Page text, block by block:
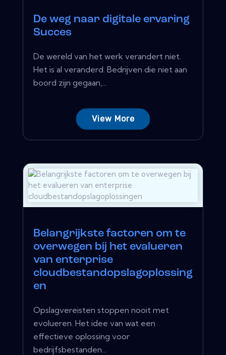
De weg naar digitale ervaring
Succes
De wereld van het werk verandert niet.
Het is al veranderd. Bedrijven die niet aan
boord zijn gegaan,...
View More
Belangrijkste factoren om te
overwegen bij het evalueren
van enterprise
cloudbestandopslagoplossing
en
Opslagvereisten stoppen nooit met
evolueren. Het idee van wat een
effectieve oplossing voor
bedrijfsbestanden...